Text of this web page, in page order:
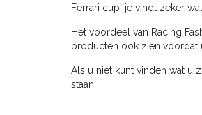
Ferrari cup, je vindt zeker
Het voordeel van Racing
producten ook zien voordat
Als u niet kunt vinden wat u
staan.